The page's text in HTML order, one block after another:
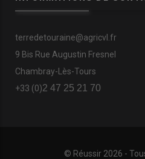
terredetouraine@agricvl.fr
9 Bis Rue Augustin Fresnel
Chambray-Lès-Tours
+33 (0)2 47 25 21 70
© Réussir 2026 -